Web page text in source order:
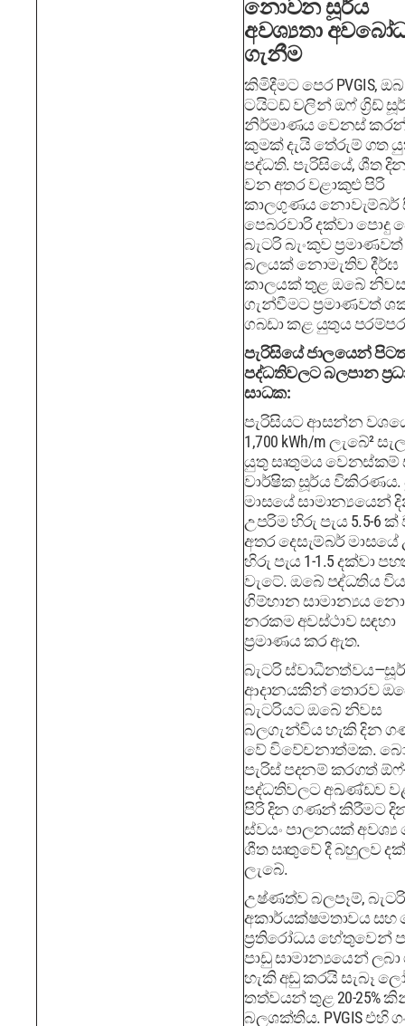
නොවන සූර්ය
අවශ්‍යතා
ගැනීම
කිමිදීමට පෙර PVGIS, ඔබ
ටයිටඩ් වලින් ඔෆ් ග්‍රිඩ්
නිර්මාණය වෙනස්
කුමක් දැයි තේරුම් ගත
පද්ධති. පැරිසියේ, ශීත
වන අතර වළාකුළු පිරි
කාලගුණය නොවැම්බර්
පෙබරවාරි දක්වා පොදු
බැටරි බැංකුව
බලයක් නොමැතිව දීර්ඝ
කාලයක් තුළ ඔබේ
ගැන්වීමට ප්‍රමාණවත්
ගබඩා කළ යුතුය
පැරිසියේ ජාලයෙන්
පද්ධතිවලට බලපාන
සාධක:
පැරිසියට ආසන්න
1,700 kWh/m ලැබේ²
යුතු සෘතුමය වෙනස්කම්
වාර්ෂික සූර්ය විකිරණය.
මාසයේ සාමාන්‍යයෙන්
උපරිම හිරු පැය 5.5-6
අතර දෙසැම්බර් මාසයේ
හිරු පැය 1-1.5 දක්වා
වැටේ. ඔබේ පද්ධතිය
ගිම්හාන සාමාන්‍යය
නරකම අවස්ථාව සඳහා
ප්‍රමාණය කර ඇත.
බැටරි
ආදානයකින් තොරව
බැටරියට ඔබේ නිවස
බලගැන්විය හැකි දින
වේ විවේචනාත්මක.
පැරිස් පදනම් කරගත් ඕෆ්-
පද්ධතිවලට අඛණ්ඩව
පිරි දින ගණන් කිරීමට දින
ස්වයං පාලනයක් අවශ්‍ය
ශීත ඍතුවේ දී බහුලව
ලැබේ.
උෂ්ණත්ව බලපෑම්, බැටරි
අකාර්යක්ෂමතාවය සහ
ප්‍රතිරෝධය හේතුවෙන්
පාඩු සාමාන්‍යයෙන්
හැකි අඩු කරයි සැබෑ
තත්වයන් තුළ 20-25%
බලශක්තිය. PVGIS එහි